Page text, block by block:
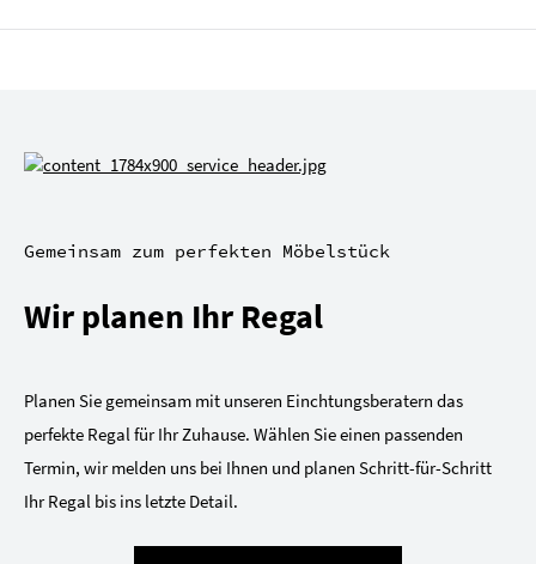
Gemeinsam zum perfekten Möbelstück
Wir planen Ihr Regal
Planen Sie gemeinsam mit unseren Einchtungsberatern das
perfekte Regal für Ihr Zuhause. Wählen Sie einen passenden
Termin, wir melden uns bei Ihnen und planen Schritt-für-Schritt
Ihr Regal bis ins letzte Detail.